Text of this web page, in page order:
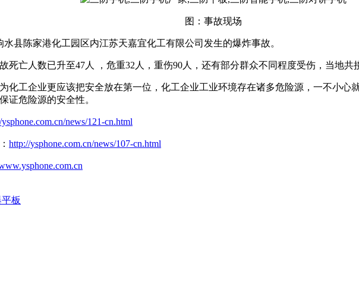
图：事故现场
县陈家港化工园区内江苏天嘉宜化工有限公司发生的爆炸事故。
死亡人数已升至47人 ，危重32人，重伤90人，还有部分群众不同程度受伤，当地共
化工企业更应该把安全放在第一位，化工企业工业环境存在诸多危险源，一不小心
证危险源的安全性。
news/121-cn.html
http://ysphone.com.cn/news/107-cn.html
板